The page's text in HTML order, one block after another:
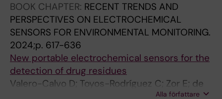
BOOK CHAPTER: RECENT TRENDS AND
PERSPECTIVES ON ELECTROCHEMICAL
SENSORS FOR ENVIRONMENTAL MONITORING.
2024;p. 617-636
New portable electrochemical sensors for the
detection of drug residues
Valero-Calvo D; Toyos-Rodríguez C; Zor E; de
Alla författare